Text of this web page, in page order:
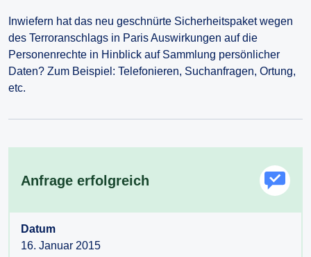
Inwiefern hat das neu geschnürte Sicherheitspaket wegen
des Terroranschlags in Paris Auswirkungen auf die
Personenrechte in Hinblick auf Sammlung persönlicher
Daten? Zum Beispiel: Telefonieren, Suchanfragen, Ortung,
etc.
Anfrage erfolgreich
Datum
16. Januar 2015